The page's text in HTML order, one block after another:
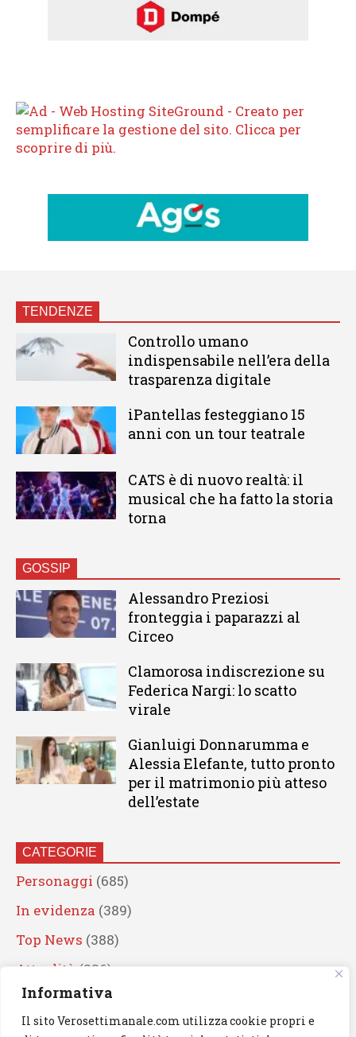
Informativa
Il sito Verosettimanale.com utilizza cookie propri e
TENDENZE
Controllo umano
indispensabile nell’era della
trasparenza digitale
iPantellas festeggiano 15
anni con un tour teatrale
CATS è di nuovo realtà: il
musical che ha fatto la storia
torna
GOSSIP
Alessandro Preziosi
fronteggia i paparazzi al
Circeo
Clamorosa indiscrezione su
Federica Nargi: lo scatto
virale
Gianluigi Donnarumma e
Alessia Elefante, tutto pronto
per il matrimonio più atteso
dell’estate
CATEGORIE
Personaggi (685)
In evidenza (389)
Top News (388)
Attualità (336)
Eventi(330)
Artisti (241)